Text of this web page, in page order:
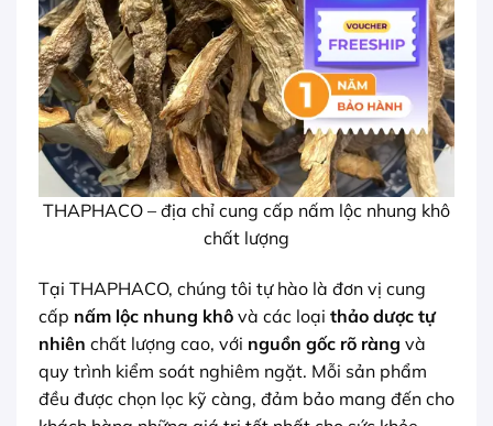
THAPHACO – địa chỉ cung cấp nấm lộc nhung khô
chất lượng
Tại THAPHACO, chúng tôi tự hào là đơn vị cung
cấp nấm lộc nhung khô và các loại thảo dược tự
nhiên chất lượng cao, với nguồn gốc rõ ràng và
quy trình kiểm soát nghiêm ngặt. Mỗi sản phẩm
đều được chọn lọc kỹ càng, đảm bảo mang đến cho